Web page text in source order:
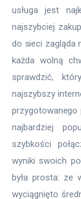
usługa jest
najszybciej
do sieci zagląda
każda wolną
sprawdzić,
najszybszy
przygotowanego
najbardziej
szybkości
wyniki swoich
była prosta: ze
wyciągnięto